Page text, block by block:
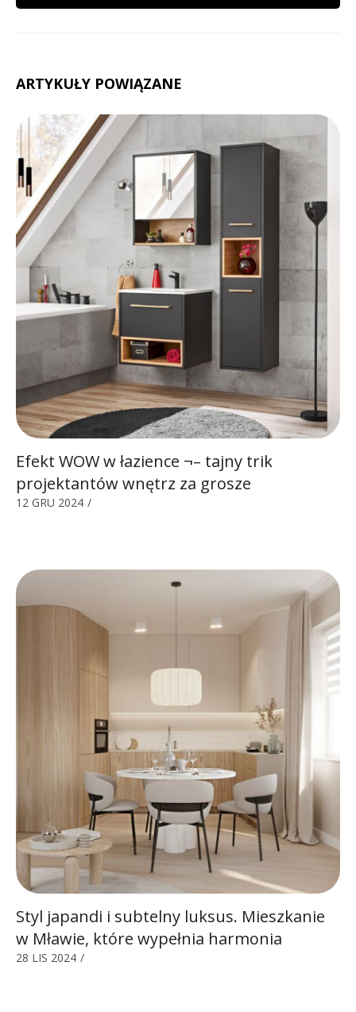
ARTYKUŁY POWIĄZANE
Efekt WOW w łazience ¬– tajny trik
projektantów wnętrz za grosze
12 GRU 2024 /
Styl japandi i subtelny luksus. Mieszkanie
w Mławie, które wypełnia harmonia
28 LIS 2024 /